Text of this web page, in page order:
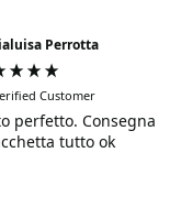
Perrotta
Customer
perfetto. Consegna
tutto ok